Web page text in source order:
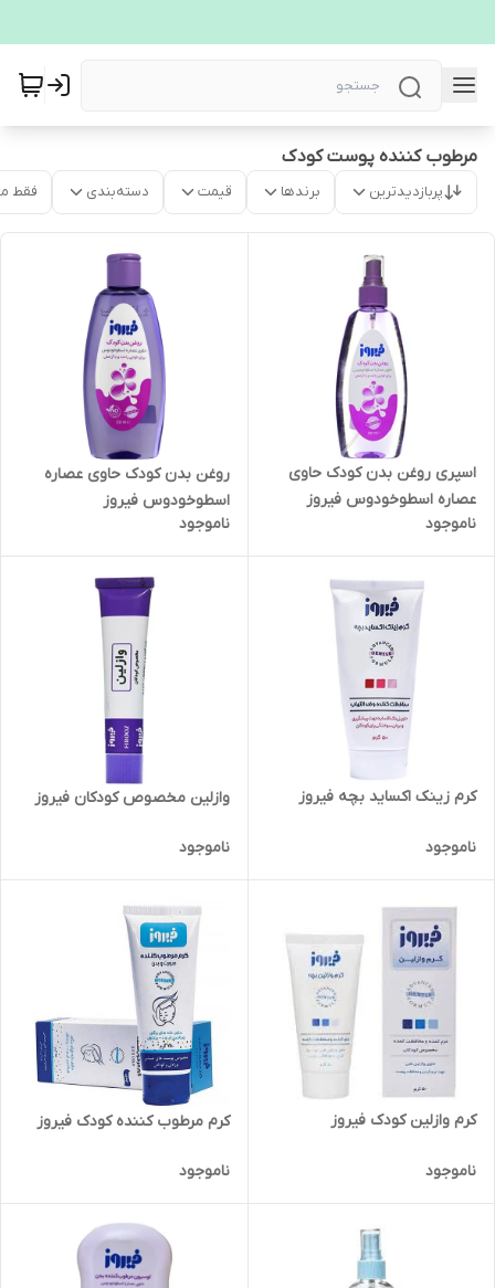
مرطوب کننده پوست کودک
پربازدیدترین برندها قیمت دسته‌بندی فقط
اسپری روغن بدن کودک حاوی
عصاره اسطوخودوس فیروز
ناموجود
روغن بدن کودک حاوی عصاره
اسطوخودوس فیروز
ناموجود
کرم زینک اکساید بچه فیروز
ناموجود
وازلین مخصوص کودکان فیروز
ناموجود
کرم وازلین کودک فیروز
ناموجود
کرم مرطوب کننده کودک فیروز
ناموجود